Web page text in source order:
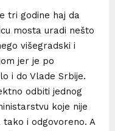
tri godine haj da
mosta uradi nešto
višegradski i
jer je po
i do Vlade Srbije.
odbiti jednog
koje nije
tako i odgovoreno. A